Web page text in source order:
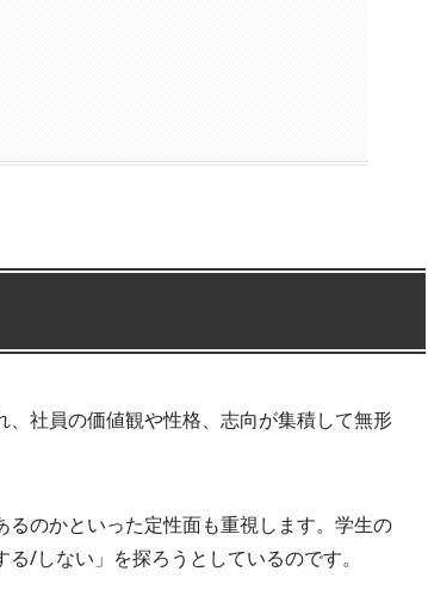
社員の価値観や性格、志向が集積して無形
のかといった定性面も重視します。学生の
/しない」を探ろうとしているのです。